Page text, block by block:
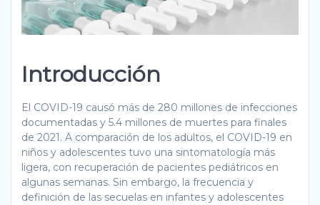
Introducción
El COVID-19 causó más de 280 millones de infecciones
documentadas y 5.4 millones de muertes para finales
de 2021. A comparación de los adultos, el COVID-19 en
niños y adolescentes tuvo una sintomatología más
ligera, con recuperación de pacientes pediátricos en
algunas semanas. Sin embargo, la frecuencia y
definición de las secuelas en infantes y adolescentes